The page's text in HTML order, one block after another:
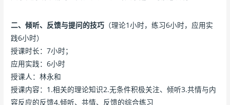
二、倾听、反馈与提问的技巧 （理论1小时，练习6小时，应用实
践6小时）
授课时长：7小时；
应用实践：6小时
授课人：林永和
授课内容：1.相关的理论知识2.无条件积极关注、倾听3.共情与内
容反应的反馈4.倾听、共情、反馈的综合练习